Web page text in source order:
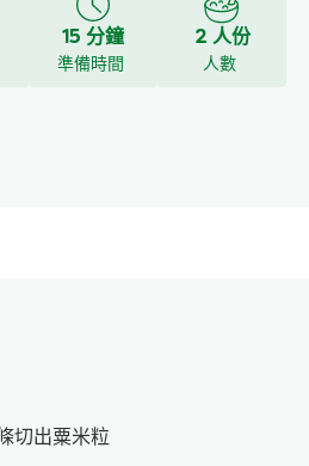
15 分鐘
準備時間
2 人份
人數
切出粟米粒